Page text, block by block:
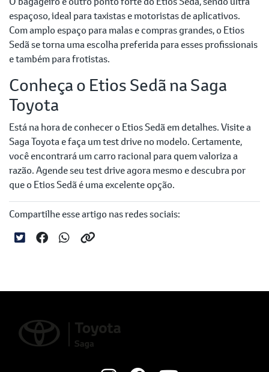
espaçoso, ideal para taxistas e motoristas de aplicativos.
Com amplo espaço para malas e compras grandes, o Etios
Sedã se torna uma escolha preferida para esses profissionais
e também para frotistas.
Conheça o Etios Sedã na Saga
Toyota
Está na hora de conhecer o Etios Sedã em detalhes. Visite a
Saga Toyota e faça um test drive no modelo. Certamente,
você encontrará um carro racional para quem valoriza a
razão. Agende seu test drive agora mesmo e descubra por
que o Etios Sedã é uma excelente opção.
Compartilhe esse artigo nas redes sociais: